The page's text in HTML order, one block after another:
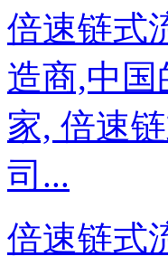
倍速链式
造商,中
家, 倍速
司...
倍速链式